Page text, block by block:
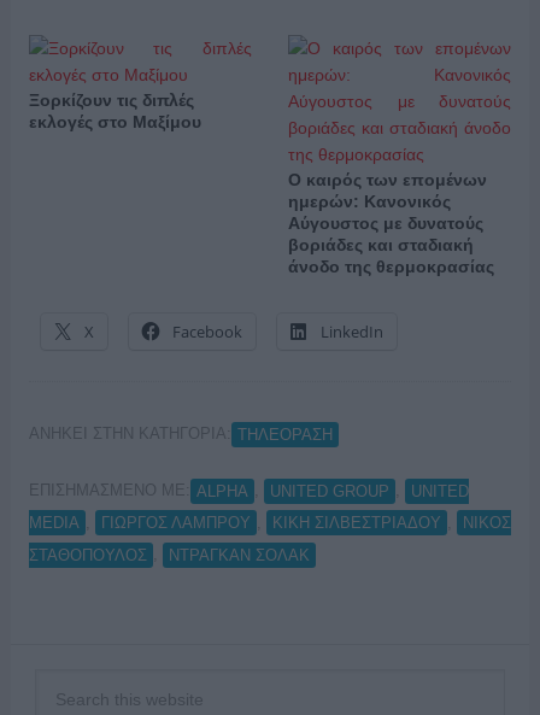
Ξορκίζουν τις διπλές
εκλογές στο Μαξίμου
Ο καιρός των επομένων
ημερών: Κανονικός
Αύγουστος με δυνατούς
βοριάδες και σταδιακή
άνοδο της θερμοκρασίας
X Facebook LinkedIn
ΑΝΗΚΕΙ ΣΤΗΝ ΚΑΤΗΓΟΡΙΑ: ΤΗΛΕΟΡΑΣΗ
ΕΠΙΣΗΜΑΣΜΕΝΟ ΜΕ: ALPHA UNITED GROUP
UNITED
MEDIA
ΓΙΩΡΓΟΣ ΛΑΜΠΡΟΥ ΚΙΚΗ ΣΙΛΒΕΣΤΡΙΑΔΟΥ
ΝΙΚΟΣ
ΣΤΑΘΟΠΟΥΛΟΣ
ΝΤΡΑΓΚΑΝ ΣΟΛΑΚ